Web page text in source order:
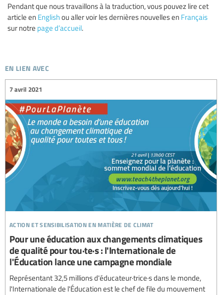
Pendant que nous travaillons à la traduction, vous pouvez lire cet
article en English ou aller voir les dernières nouvelles en Français
sur notre page d’accueil.
en lien avec
action et sensibilisation en matière de climat
7 avril 2021
Pour une éducation aux changements climatiques
de qualité pour tou·te·s : l'Internationale de
l'Éducation lance une campagne mondiale
Représentant 32,5 millions d'éducateur·trice·s dans le monde,
l'Internationale de l'Éducation est le chef de file du mouvement